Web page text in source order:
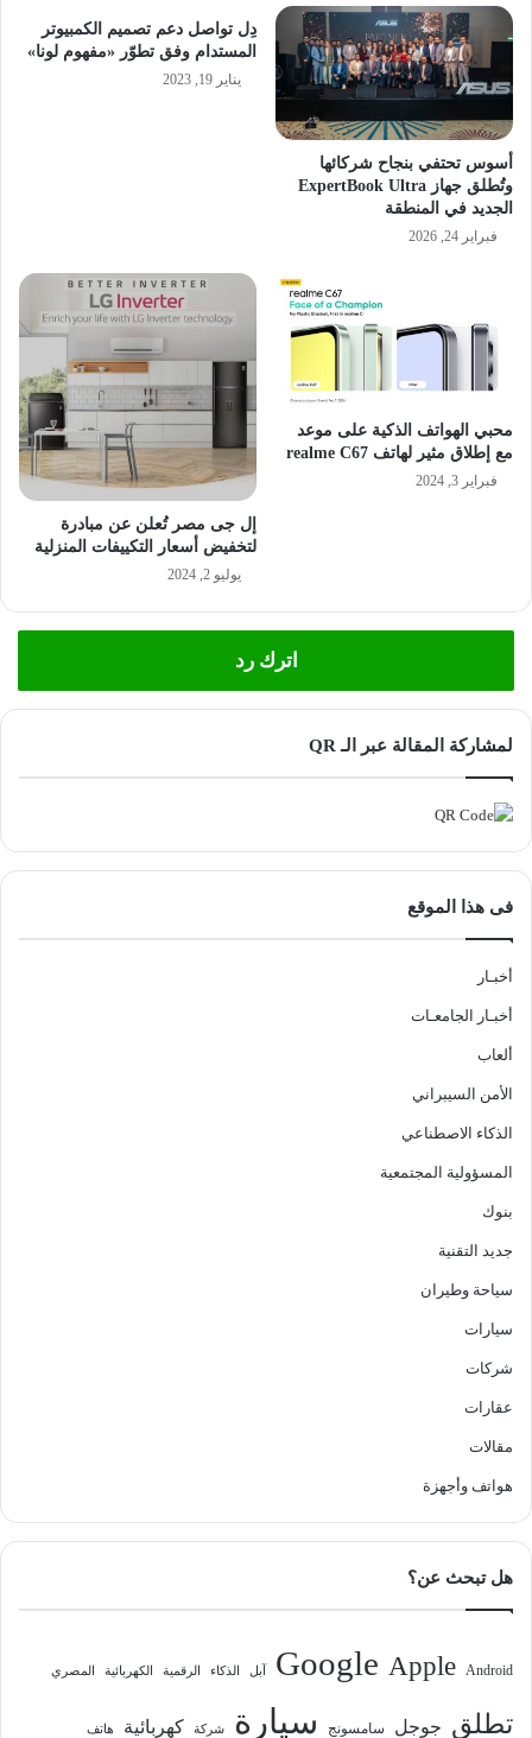
أسوس تحتفي بنجاح شركائها
وتُطلق جهاز ExpertBook Ultra
الجديد في المنطقة
فبراير 24, 2026
دِل تواصل دعم تصميم الكمبيوتر
المستدام وفق تطوّر «مفهوم لونا»
يناير 19, 2023
محبي الهواتف الذكية على موعد
مع إطلاق مثير لهاتف realme C67
فبراير 3, 2024
إل جى مصر تُعلن عن مبادرة
لتخفيض أسعار التكييفات المنزلية
يوليو 2, 2024
اترك رد
لمشاركة المقالة عبر الـ QR
فى هذا الموقع
أخبـار
أخبـار الجامعـات
ألعاب
الأمن السيبراني
الذكاء الاصطناعي
المسؤولية المجتمعية
بنوك
جديد التقنية
سياحة وطيران
سيارات
شركات
عقارات
مقالات
هواتف وأجهزة
هل تبحث عن؟
Android
Apple
Google آبل الذكاء الرقمية الكهربائية المصري
تطلق جوجل سامسونج سيارة شركة كهربائية هاتف